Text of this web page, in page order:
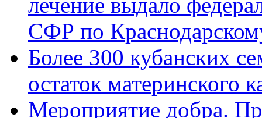
СФР по
Более 300 кубанских
остаток материнского
Мероприятие добра.